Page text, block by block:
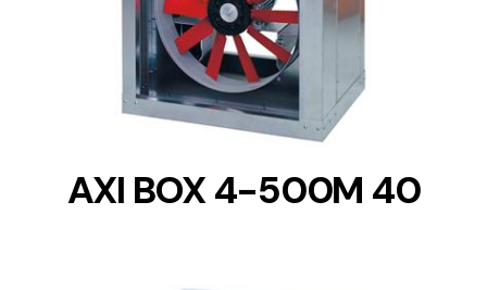
DETAILS
AXI BOX 4-500M 40